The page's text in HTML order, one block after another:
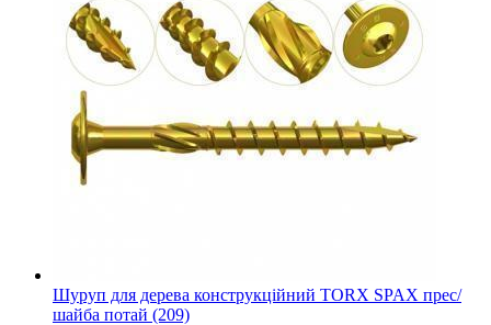
Шуруп для дерева конструкційний TORX SPAX прес/
шайба потай (209)